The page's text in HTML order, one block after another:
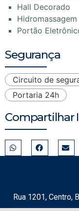
Hall Decorado
Hidromassagem
Portão
Segurança
Circuito de
Portaria 24h
Compartilhar
Rua 1201, Centro,